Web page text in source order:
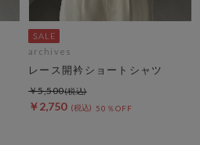
archives
レース開衿ショートシャツ
￥2,750 50％OFF
￥5,500